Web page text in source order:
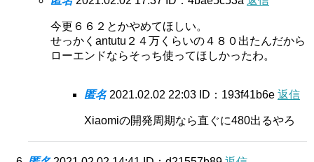
今更６６２とかやめてほしい。
せっかくantutu２４万くらいの４８０出たんだから
ローエンドならそっち使ってほしかったわ。
匿名 2021.02.02 22:03 ID：193f41b6e 返信
Xiaomiの開発周期なら直ぐに480出るやろ